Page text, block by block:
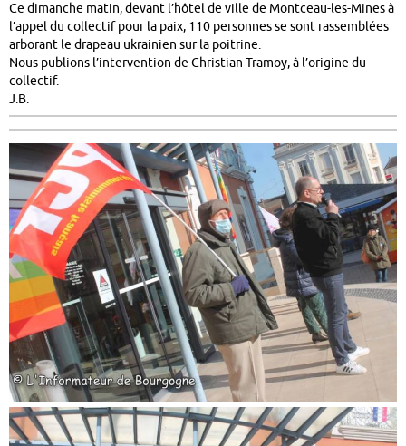
Ce dimanche matin, devant l’hôtel de ville de Montceau-les-Mines à
l’appel du collectif pour la paix, 110 personnes se sont rassemblées
arborant le drapeau ukrainien sur la poitrine.
Nous publions l’intervention de Christian Tramoy, à l’origine du
collectif.
J.B.